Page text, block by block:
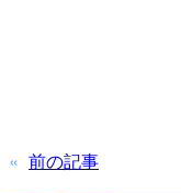
« 前の記事